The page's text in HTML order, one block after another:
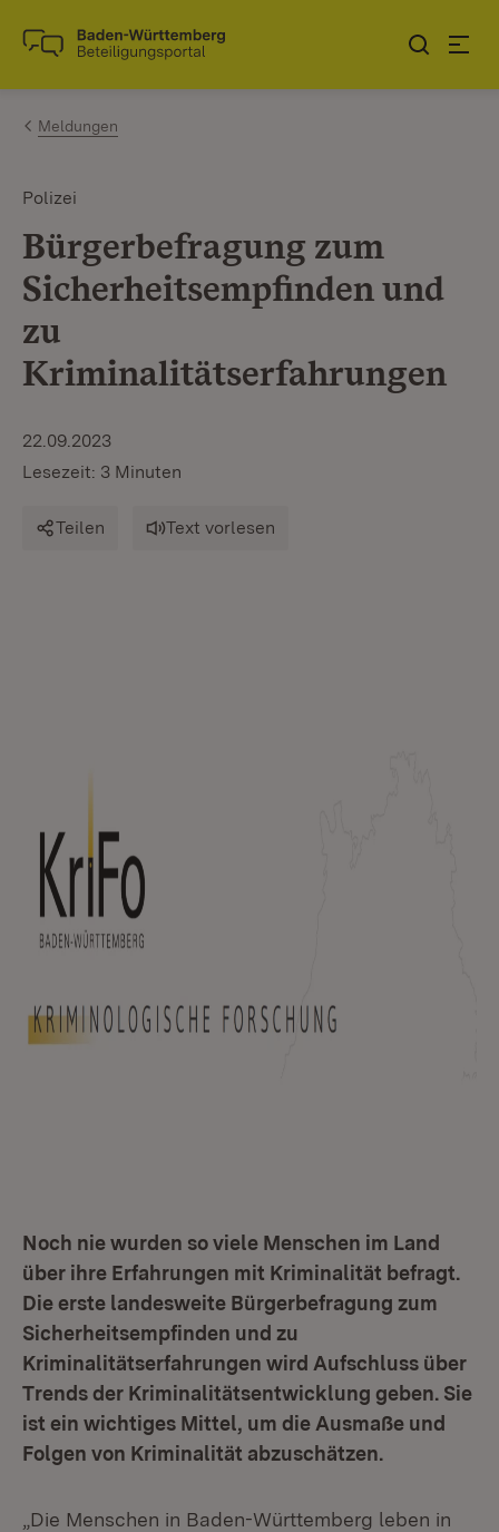
Zum Inhalt springen
Link zur Startseite
Meldungen
Polizei
Bürgerbefragung zum
Sicherheitsempfinden und
zu
Kriminalitätserfahrungen
22.09.2023
Lesezeit: 3 Minuten
Teilen Text vorlesen
Noch nie wurden so viele Menschen im Land
über ihre Erfahrungen mit Kriminalität befragt.
Die erste landesweite Bürgerbefragung zum
Sicherheitsempfinden und zu
Kriminalitätserfahrungen wird Aufschluss über
Trends der Kriminalitätsentwicklung geben. Sie
ist ein wichtiges Mittel, um die Ausmaße und
Folgen von Kriminalität abzuschätzen.
„Die Menschen in Baden-Württemberg leben in